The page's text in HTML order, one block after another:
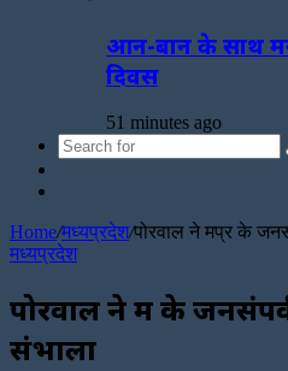
आन-बान के साथ
दिवस
51 minutes ago
Home/मध्यप्रदेश/पोरवाल ने मप्र के
मध्यप्रदेश
पोरवाल ने मप्र के
संभाला